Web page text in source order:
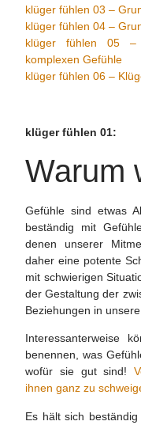
klüger fühlen 03 –
klüger fühlen 04 –
klüger fühlen 05 –
komplexen Gefühle
klüger fühlen 06 –
klüger fühlen 01:
Warum
Gefühle sind etwas
beständig mit
denen unserer
daher eine potente
mit schwierigen
der Gestaltung der
Beziehungen in
Interessanterweise
benennen, was
wofür sie gut sind!
ihnen ganz zu
Es hält sich